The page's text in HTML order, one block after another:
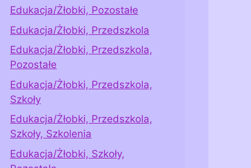
Edukacja/Żłobki, Pozostałe
Edukacja/Żłobki, Przedszkola
Edukacja/Żłobki, Przedszkola,
Pozostałe
Edukacja/Żłobki, Przedszkola,
Szkoły
Edukacja/Żłobki, Przedszkola,
Szkoły, Szkolenia
Edukacja/Żłobki, Szkoły,